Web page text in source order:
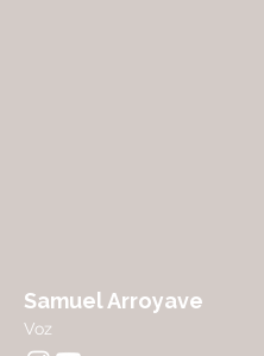
Samuel Arroyave
Voz